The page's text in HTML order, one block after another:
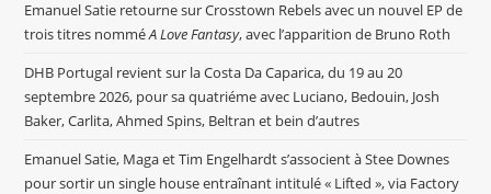
Emanuel Satie retourne sur Crosstown Rebels avec un nouvel EP de
trois titres nomméA Love Fantasy, avec l’apparition de Bruno Roth
DHB Portugal revient sur la Costa Da Caparica, du 19 au 20
septembre 2026, pour sa quatriéme avec Luciano, Bedouin, Josh
Baker, Carlita, Ahmed Spins, Beltran et bein d’autres
Emanuel Satie, Maga et Tim Engelhardt s’associent à Stee Downes
pour sortir un single house entraînant intitulé « Lifted », via Factory